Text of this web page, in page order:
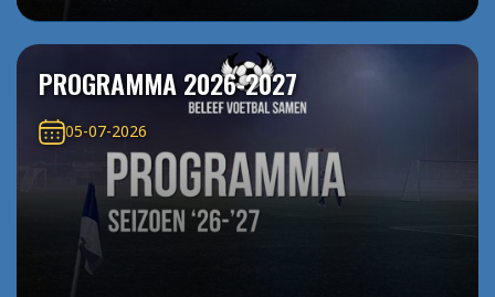
PROGRAMMA 2026-2027
05-07-2026